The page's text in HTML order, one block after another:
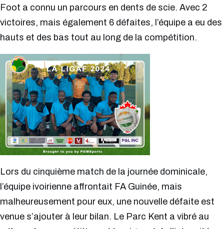
Foot a connu un parcours en dents de scie. Avec 2
victoires, mais également 6 défaites, l’équipe a eu des
hauts et des bas tout au long de la compétition.
Lors du cinquième match de la journée dominicale,
l’équipe ivoirienne affrontait FA Guinée, mais
malheureusement pour eux, une nouvelle défaite est
venue s’ajouter à leur bilan. Le Parc Kent a vibré au